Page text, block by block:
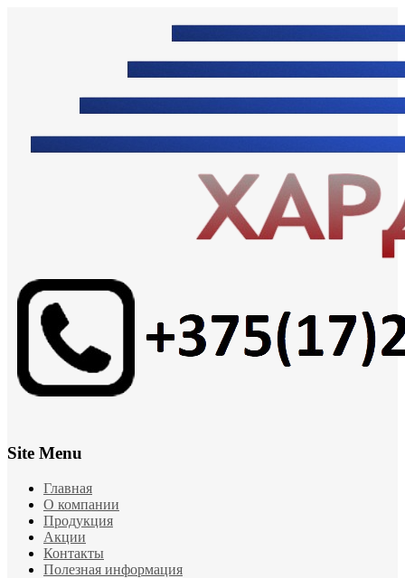
Site Menu
Главная
О компании
Продукция
Акции
Контакты
Полезная информация